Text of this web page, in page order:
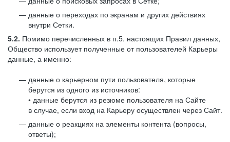
данные о переходах по экранам и других действиях
внутри Сетки.
5.2. Помимо перечисленных в п.5. настоящих Правил данных,
Общество использует полученные от пользователей Карьеры
данные, а именно:
данные о карьерном пути пользователя, которые
берутся из одного из источников:
• данные берутся из резюме пользователя на Сайте
в случае, если вход на Карьеру осуществлен через Сайт.
данные о реакциях на элементы контента (вопросы,
ответы);